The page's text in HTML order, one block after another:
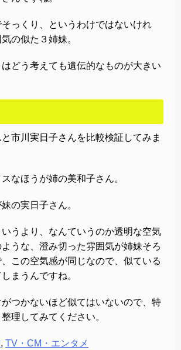
っくり、というわけではないけれ
の似た３姉妹。
どう考えても遺伝的なものが大きい
市川実日子さんを比較検証してみま
なほうが姉の美和子さん。
の実日子さん。
うより、なんていうのか透明な空気
うな、澄み切った雰囲気が姉妹そろ
この空気感が同じなので、似ている
まうんですね。
つかないほど似てはいないので、特
理してみてください。
, TV・CM・エンタメ